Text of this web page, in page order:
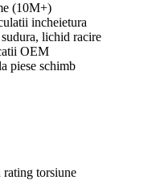
(10M+)
incheietura
lichid racire
OEM
piese schimb
rating torsiune